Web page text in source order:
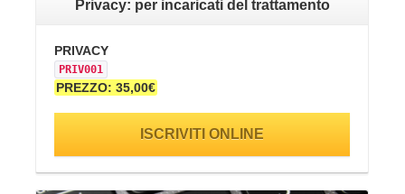
Privacy: per incaricati del trattamento
PRIVACY
PRIV001
PREZZO: 35,00€
ISCRIVITI ONLINE